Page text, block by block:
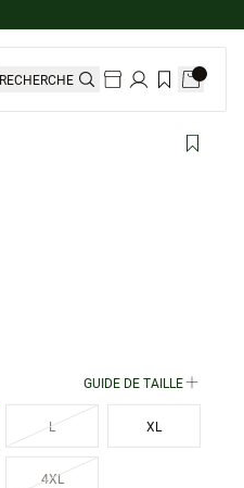
RECHERCHE
GUIDE DE TAILLE
L XL
4XL